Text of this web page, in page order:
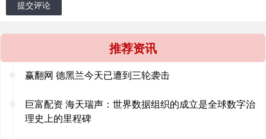
提交评论
推荐资讯
赢翻网 德黑兰今天已遭到三轮袭击
巨富配资 海天瑞声：世界数据组织的成立是全球数字治
理史上的里程碑